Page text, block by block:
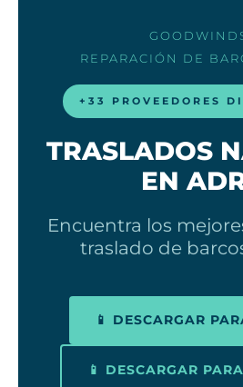
REPARACIÓN DE
+33 PROVEEDORES
TRASLADOS
EN
Encuentra los
traslado de
📱 DESCARGAR
📱 DESCARGAR